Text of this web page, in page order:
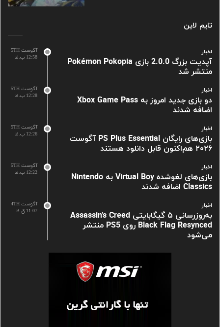
تایم لاین
آگوست 5TH
12:58 ب.ظ
اخبار
آپدیت بزرگ 2.0.0 بازی Pokémon Pokopia
منتشر شد
آگوست 5TH
12:28 ب.ظ
اخبار
دو بازی جدید امروز به Xbox Game Pass
اضافه شدند
آگوست 5TH
12:26 ب.ظ
اخبار
بازی‌های رایگان PS Plus Essential آگوست
۲۰۲۶ هم‌اکنون قابل دانلود هستند
آگوست 5TH
12:22 ب.ظ
اخبار
بازی‌های لغوشده Virtual Boy به Nintendo
Classics اضافه شدند
آگوست 4TH
11:07 ق.ظ
اخبار
به‌روزرسانی ۵ گیگابایتی Assassin’s Creed
Black Flag Resynced روی PS5 منتشر
می‌شود